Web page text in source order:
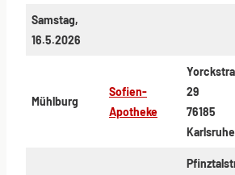
Samstag,
16.5.2026
Mühlburg
Sofien-
Apotheke
29
76185
Karlsruhe